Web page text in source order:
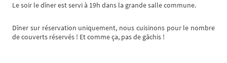
Le soir le dîner est servi à 19h dans la grande salle commune.
Dîner sur réservation uniquement, nous cuisinons pour le nombre
de couverts réservés ! Et comme ça, pas de gâchis !